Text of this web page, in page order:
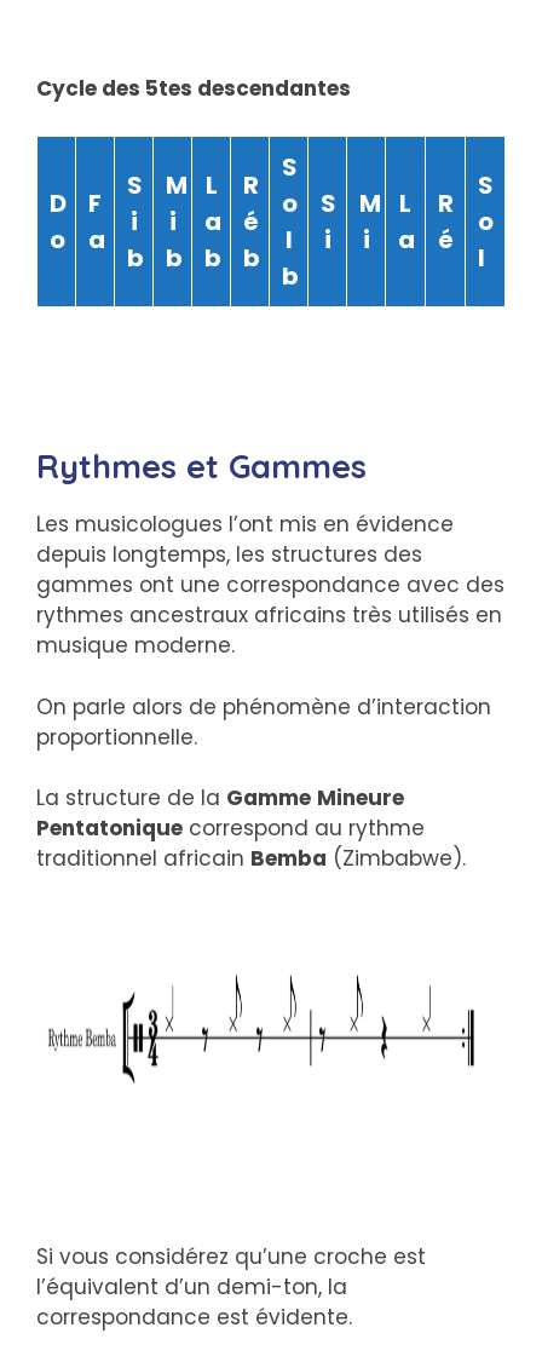
Cycle des 5tes descendantes
D
o
F
a
S
i
b
M
i
b
L
a
b
R
é
b
S
o
l
b
S
i
M
i
L
a
R
é
S
o
l
Rythmes et Gammes
Les musicologues l’ont mis en évidence
depuis longtemps, les structures des
gammes ont une correspondance avec des
rythmes ancestraux africains très utilisés en
musique moderne.
On parle alors de phénomène d’interaction
proportionnelle.
La structure de la Gamme Mineure
Pentatonique correspond au rythme
traditionnel africain Bemba (Zimbabwe).
Si vous considérez qu’une croche est
l’équivalent d’un demi-ton, la
correspondance est évidente.